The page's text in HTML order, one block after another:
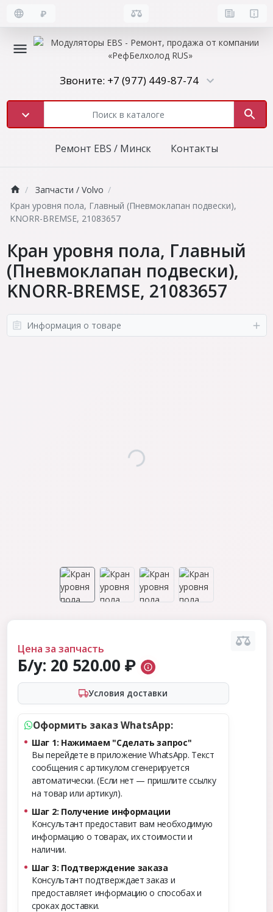
₽
Звоните: +7 (977) 449-87-74
Ремонт EBS / Минск Контакты
Запчасти / Volvo
Кран уровня пола, Главный (Пневмоклапан подвески),
KNORR-BREMSE, 21083657
Кран уровня пола, Главный
(Пневмоклапан подвески),
KNORR-BREMSE, 21083657
Информация о товаре
Цена за запчасть
Б/у: 20 520.00 ₽
Условия доставки
Оформить заказ WhatsApp:
Шаг 1: Нажимаем "Сделать запрос"
Вы перейдете в приложение WhatsApp. Текст
сообщения с артикулом сгенерируется
автоматически. (Если нет — пришлите ссылку
на товар или артикул).
Шаг 2: Получение информации
Консультант предоставит вам необходимую
информацию о товарах, их стоимости и
наличии.
Шаг 3: Подтверждение заказа
Консультант подтверждает заказ и
предоставляет информацию о способах и
сроках доставки.